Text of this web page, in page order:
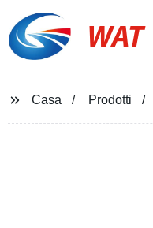
WAT
Casa Prodotti